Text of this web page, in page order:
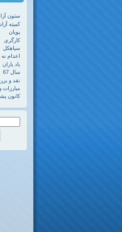
ستون
کمیته
پویان
کارگری
سیاهکل
اعدام نه
یاد یاران
سال 67
نقد و
مبارزات
کانون